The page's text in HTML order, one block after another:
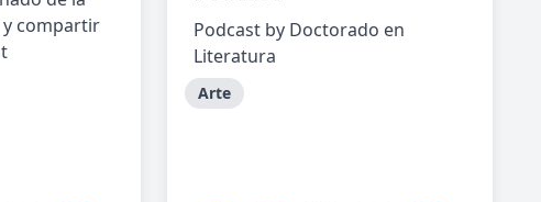
y compartir
Podcast by Doctorado en
Literatura
Arte